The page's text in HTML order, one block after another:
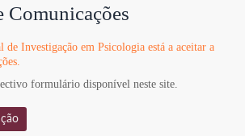
Comunicações
Investigação em Psicologia está a aceitar a
formulário disponível neste site.